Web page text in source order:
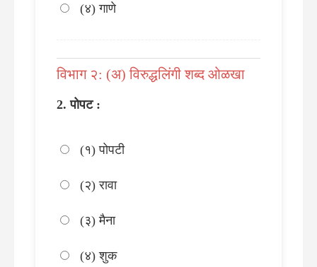
(४) गाणे
विभाग २: (अ) विरुद्धलिंगी शब्द ओळखा
पोपट :
(१) पोपटी
(२) रावा
(३) मैना
(४) शुक